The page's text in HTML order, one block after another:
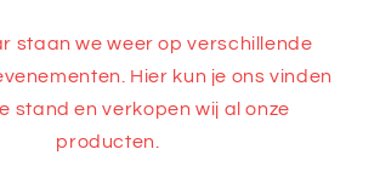
staan we weer op verschillende
Hier kun je ons vinden
stand en verkopen wij al onze
producten.